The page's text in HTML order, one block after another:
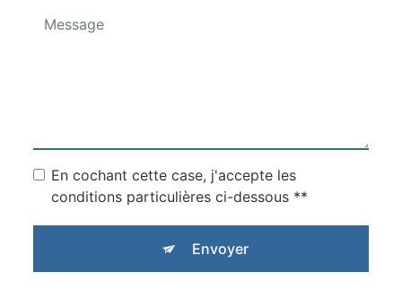
En cochant cette case, j'accepte les
conditions particulières ci-dessous **
Envoyer